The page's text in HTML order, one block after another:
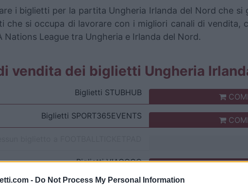
- Do Not Process My Personal Information
i biglietti per la partita Ungheria Irlanda del Nord che si
che si occupa di lavorare con i migliori canali di vendita,
League tra Ungheria e Irlanda del Nord.
vendita dei biglietti Ungheria
Biglietti STUBHUB
Biglietti SPORT365EVENTS
BigliettiVIAGOGO
BigliettiFOOTBALLTICKETNET